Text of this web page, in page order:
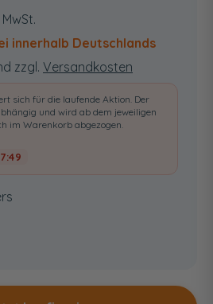
innerhalb Deutschlands
zzgl. Versandkosten
sich für die laufende Aktion. Der
und wird ab dem jeweiligen
im Warenkorb abgezogen.